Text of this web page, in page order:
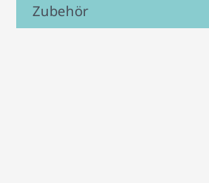
Zubehör